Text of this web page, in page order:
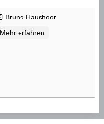
Bruno Hausheer
Mehr erfahren